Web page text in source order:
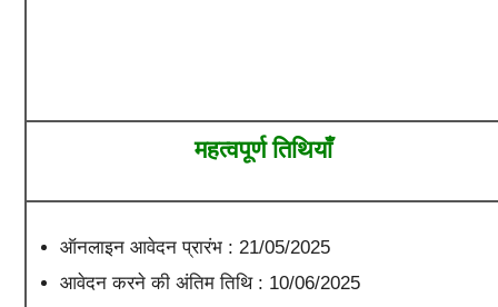
महत्वपूर्ण तिथियाँ
ऑनलाइन आवेदन प्रारंभ : 21/05/2025
आवेदन करने की अंतिम तिथि : 10/06/2025